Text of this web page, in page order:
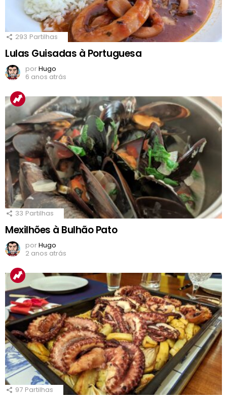
293 Partilhas
Lulas Guisadas à Portuguesa
porHugo
6 anos atrás
33 Partilhas
Mexilhões à Bulhão Pato
porHugo
2 anos atrás
97 Partilhas